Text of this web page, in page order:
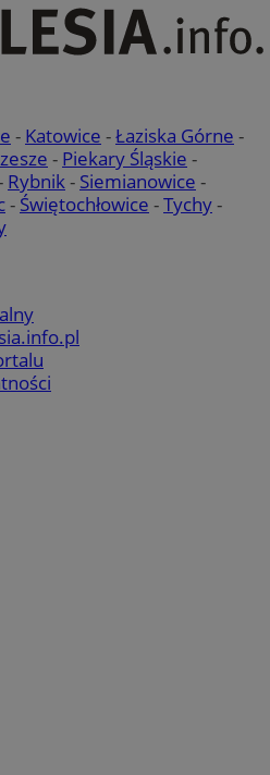
- Katowice -Łaziska Górne -
- Piekary Śląskie -
Rybnik- Siemianowice -
- Świętochłowice -Tychy-